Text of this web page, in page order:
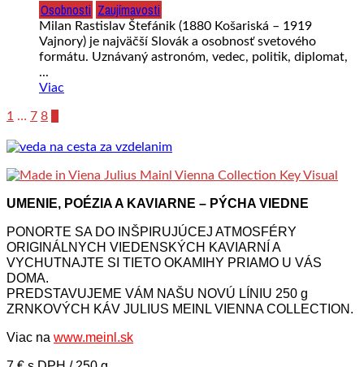
Osobnosti Zaujímavosti
Milan Rastislav Štefánik (1880 Košariská – 1919
Vajnory) je najväčší Slovák a osobnosť svetového
formátu. Uznávaný astronóm, vedec, politik, diplomat,
...
Viac
1 … 7 8
UMENIE, POÉZIA A KAVIARNE – PÝCHA VIEDNE
PONORTE SA DO INŠPIRUJÚCEJ ATMOSFÉRY
ORIGINÁLNYCH VIEDENSKÝCH KAVIARNÍ A
VYCHUTNAJTE SI TIETO OKAMIHY PRIAMO U VÁS
DOMA.
PREDSTAVUJEME VÁM NAŠU NOVÚ LÍNIU 250 g
ZRNKOVÝCH KÁV JULIUS MEINL VIENNA COLLECTION.
Viac na www.meinl.sk